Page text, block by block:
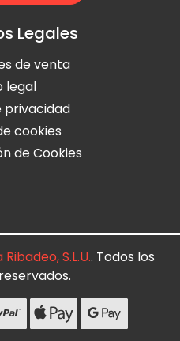
Legales
de venta
legal
privacidad
cookies
de Cookies
S.L.U.. Todos los